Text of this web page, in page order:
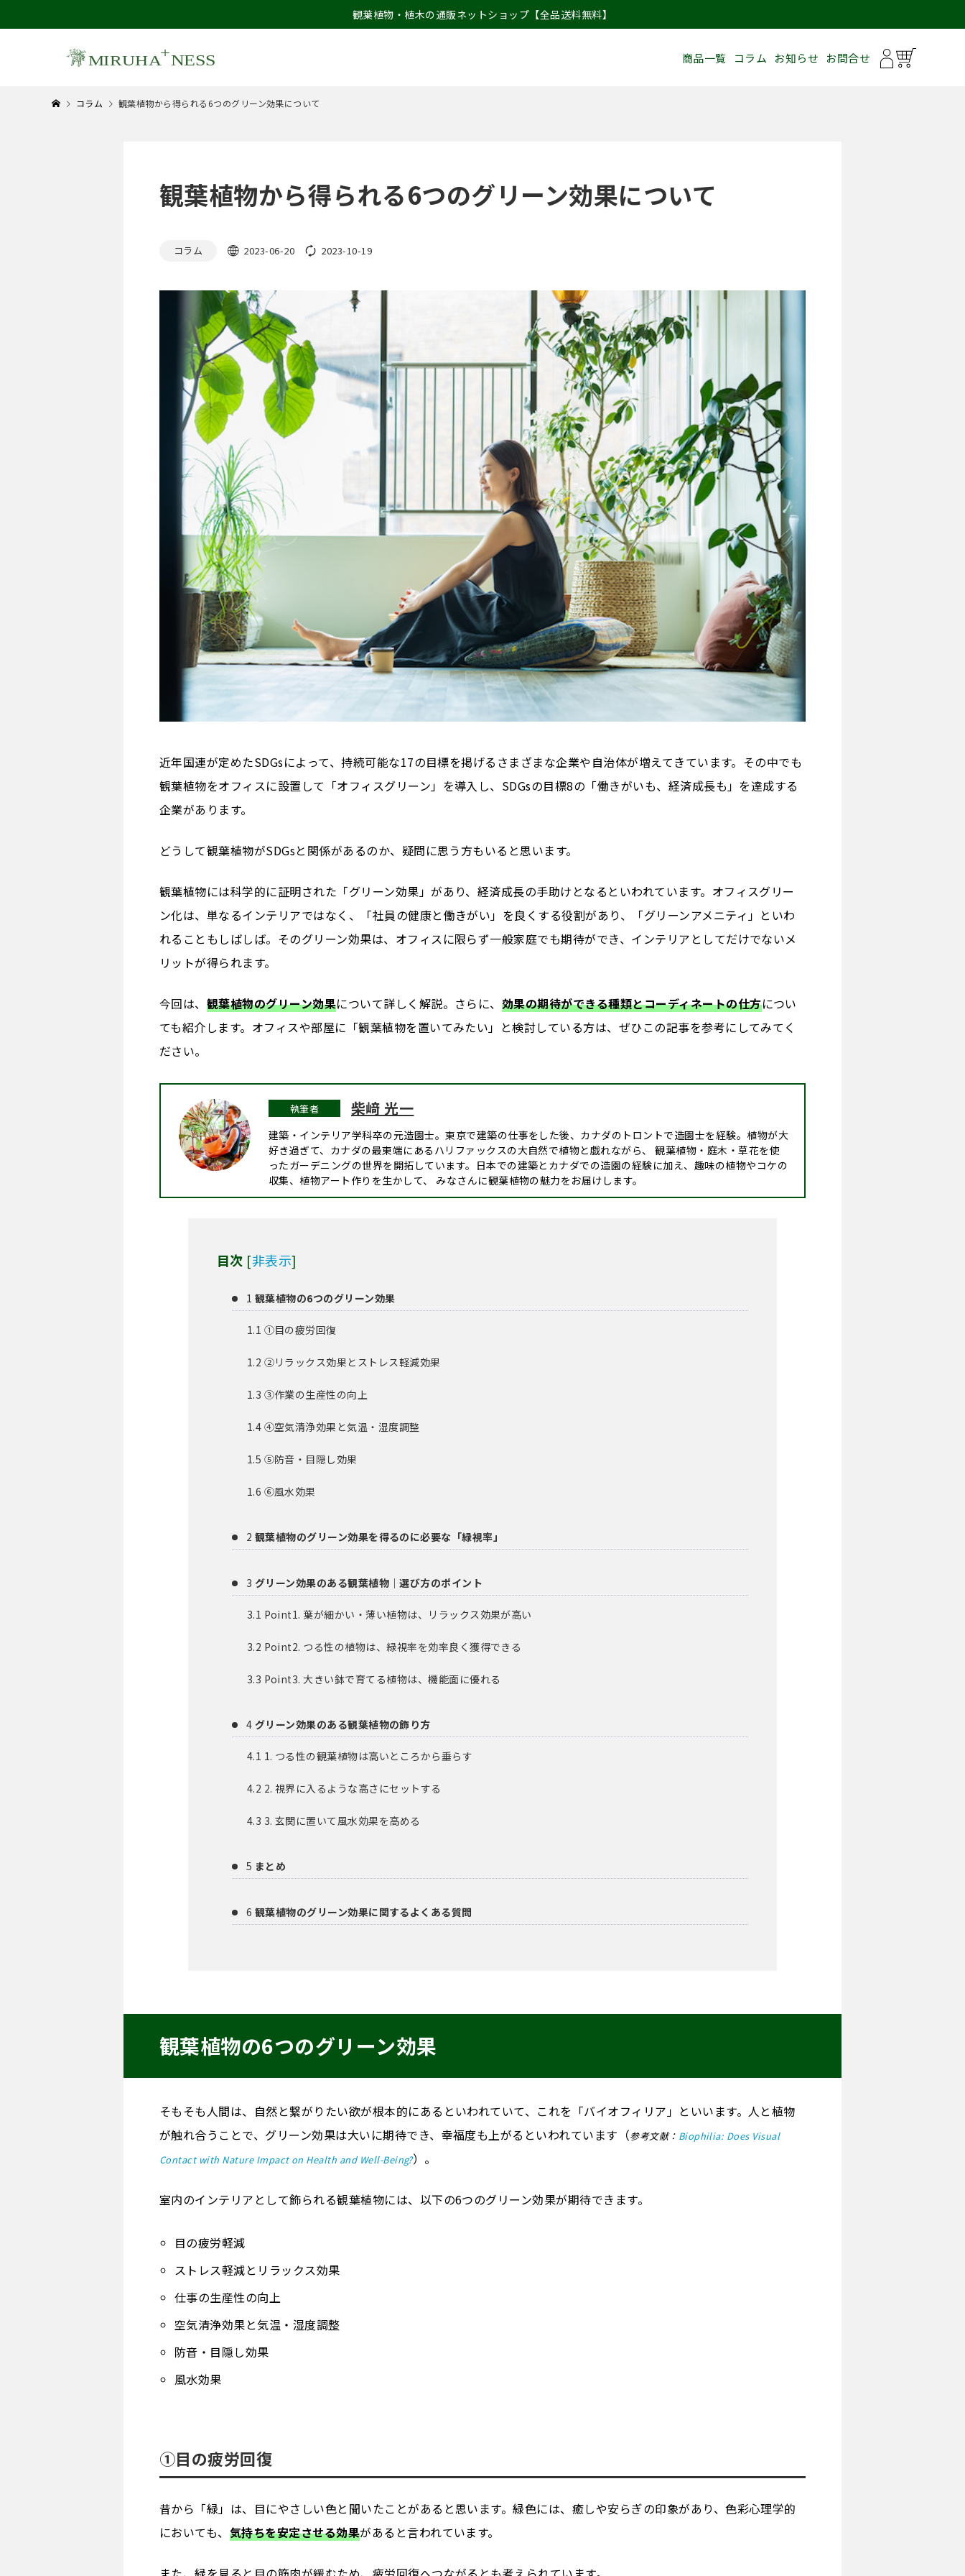
観葉植物・植木の通販ネットショップ【全品送料無料】
商品一覧 コラム お知らせ お問合せ
コラム 観葉植物から得られる6つのグリーン効果について
観葉植物から得られる6つのグリーン効果について
コラム 2023-06-20 2023-10-19
近年国連が定めたSDGsによって、持続可能な17の目標を掲げるさまざまな企業や自治体が増えてきています。その中でも
観葉植物をオフィスに設置して「オフィスグリーン」を導入し、SDGsの目標8の「働きがいも、経済成長も」を達成する
企業があります。
どうして観葉植物がSDGsと関係があるのか、疑問に思う方もいると思います。
観葉植物には科学的に証明された「グリーン効果」があり、経済成長の手助けとなるといわれています。オフィスグリー
ン化は、単なるインテリアではなく、「社員の健康と働きがい」を良くする役割があり、「グリーンアメニティ」といわ
れることもしばしば。そのグリーン効果は、オフィスに限らず一般家庭でも期待ができ、インテリアとしてだけでないメ
リットが得られます。
今回は、 観葉植物のグリーン効果について詳しく解説。さらに、 効果の期待ができる種類とコーディネートの仕方につい
ても紹介します。オフィスや部屋に「観葉植物を置いてみたい」と検討している方は、ぜひこの記事を参考にしてみてく
ださい。
柴﨑 光一
建築・インテリア学科卒の元造園士。東京で建築の仕事をした後、カナダのトロントで造園士を経験。植物が大
好き過ぎて、カナダの最東端にあるハリファックスの大自然で植物と戯れながら、 観葉植物・庭木・草花を使
ったガーデニングの世界を開拓しています。日本での建築とカナダでの造園の経験に加え、趣味の植物やコケの
収集、植物アート作りを生かして、 みなさんに観葉植物の魅力をお届けします。
目次 [非表示]
1 観葉植物の6つのグリーン効果
1.1 ①目の疲労回復
1.2 ②リラックス効果とストレス軽減効果
1.3 ③作業の生産性の向上
1.4 ④空気清浄効果と気温・湿度調整
1.5 ⑤防音・目隠し効果
1.6 ⑥風水効果
2 観葉植物のグリーン効果を得るのに必要な「緑視率」
3 グリーン効果のある観葉植物｜選び方のポイント
3.1 Point1. 葉が細かい・薄い植物は、リラックス効果が高い
3.2 Point2. つる性の植物は、緑視率を効率良く獲得できる
3.3 Point3. 大きい鉢で育てる植物は、機能面に優れる
4 グリーン効果のある観葉植物の飾り方
4.1 1. つる性の観葉植物は高いところから垂らす
4.2 2. 視界に入るような高さにセットする
4.3 3. 玄関に置いて風水効果を高める
5 まとめ
6 観葉植物のグリーン効果に関するよくある質問
観葉植物の6つのグリーン効果
そもそも人間は、自然と繋がりたい欲が根本的にあるといわれていて、これを「バイオフィリア」といいます。人と植物
が触れ合うことで、グリーン効果は大いに期待でき、幸福度も上がるといわれています（参考文献： Biophilia: Does Visual
Contact with Nature Impact on Health and Well-Being?）。
室内のインテリアとして飾られる観葉植物には、以下の6つのグリーン効果が期待できます。
目の疲労軽減
ストレス軽減とリラックス効果
仕事の生産性の向上
空気清浄効果と気温・湿度調整
防音・目隠し効果
風水効果
①目の疲労回復
昔から「緑」は、目にやさしい色と聞いたことがあると思います。緑色には、癒しや安らぎの印象があり、色彩心理学的
においても、 気持ちを安定させる効果があると言われています。